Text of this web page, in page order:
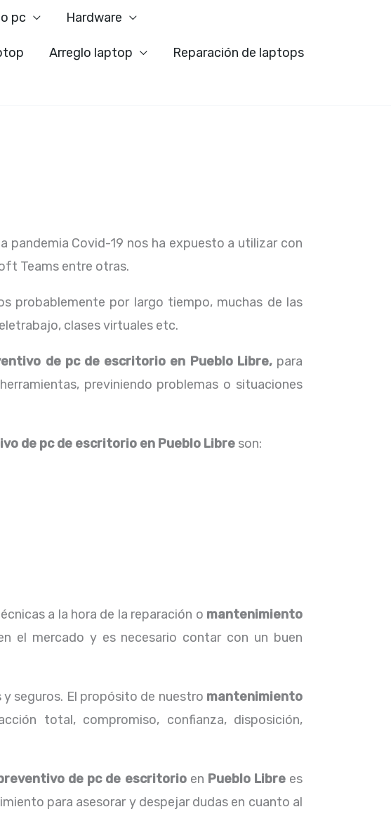
pc Hardware
Arreglo laptop Reparación de laptops
pandemia Covid-19 nos ha expuesto a utilizar con
Teams entre otras.
probablemente por largo tiempo, muchas de las
clases virtuales etc.
de pc de escritorio en Pueblo Libre, para
previniendo problemas o situaciones
de pc de escritorio en Pueblo Libre son:
a la hora de la reparación o mantenimiento
el mercado y es necesario contar con un buen
seguros. El propósito de nuestro mantenimiento
total, compromiso, confianza, disposición,
de pc de escritorio en Pueblo Librees
para asesorar y despejar dudas en cuanto al